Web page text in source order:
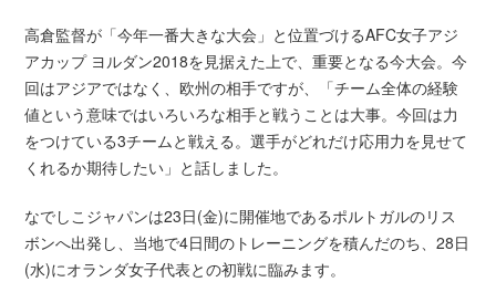
高倉監督が「今年一番大きな大会」と位置づけるAFC女子アジ
アカップ ヨルダン2018を見据えた上で、重要となる今大会。今
回はアジアではなく、欧州の相手ですが、「チーム全体の経験
値という意味ではいろいろな相手と戦うことは大事。今回は力
をつけている3チームと戦える。選手がどれだけ応用力を見せて
くれるか期待したい」と話しました。
なでしこジャパンは23日(金)に開催地であるポルトガルのリス
ボンへ出発し、当地で4日間のトレーニングを積んだのち、28日
(水)にオランダ女子代表との初戦に臨みます。